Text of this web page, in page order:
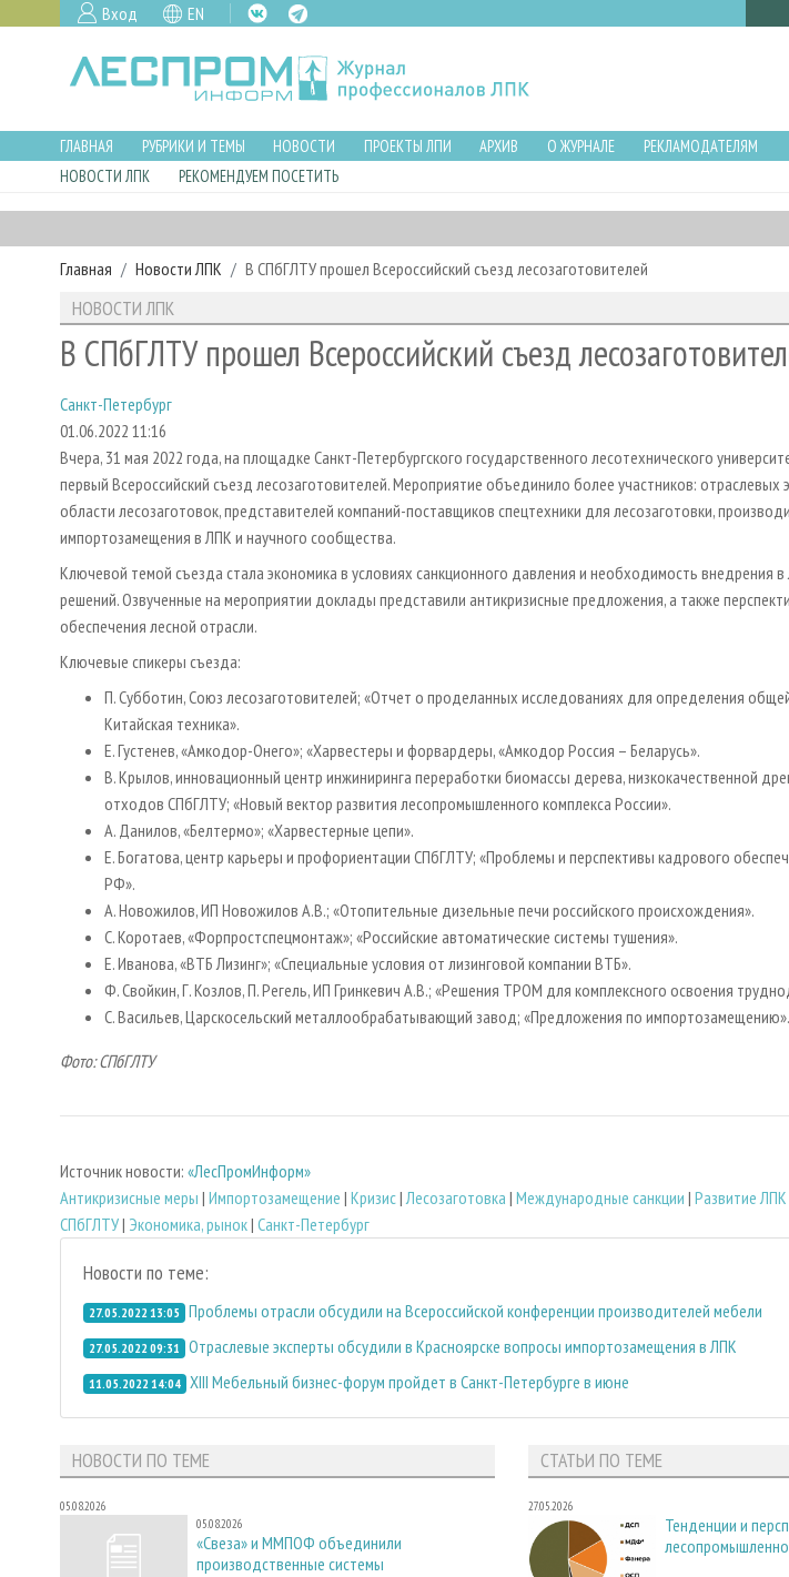
Вход EN
ГЛАВНАЯ РУБРИКИ И ТЕМЫ НОВОСТИ ПРОЕКТЫ ЛПИ АРХИВ О ЖУРНАЛЕ
РЕКЛАМОДАТЕЛЯМ
НОВОСТИ ЛПК
РЕКОМЕНДУЕМ ПОСЕТИТЬ
Главная Новости ЛПК В СПбГЛТУ прошел Всероссийский съезд лесозаготовителей
НОВОСТИ ЛПК
В СПбГЛТУ прошел Всероссийский съезд
Санкт-Петербург
01.06.2022 11:16
Вчера, 31 мая 2022 года, на площадке Санкт-Петербургского государственного лесотехнического
первый Всероссийский съезд лесозаготовителей. Мероприятие объединило более участников: отраслевых
области лесозаготовок, представителей компаний-поставщиков спецтехники для лесозаготовки,
импортозамещения в ЛПК и научного сообщества.
Ключевой темой съезда стала экономика в условиях санкционного давления и необходимость внедрения
решений. Озвученные на мероприятии доклады представили антикризисные предложения, а также
обеспечения лесной отрасли.
Ключевые спикеры съезда:
П. Субботин, Союз лесозаготовителей; «Отчет о проделанных исследованиях для определения
Китайская техника».
Е. Густенев, «Амкодор-Онего»; «Харвестеры и форвардеры, «Амкодор Россия – Беларусь».
В. Крылов, инновационный центр инжиниринга переработки биомассы дерева, низкокачественной
отходов СПбГЛТУ; «Новый вектор развития лесопромышленного комплекса России».
А. Данилов, «Белтермо»; «Харвестерные цепи».
Е. Богатова, центр карьеры и профориентации СПбГЛТУ; «Проблемы и перспективы кадрового
РФ».
А. Новожилов, ИП Новожилов А.В.; «Отопительные дизельные печи российского происхождения».
С. Коротаев, «Форпростспецмонтаж»; «Российские автоматические системы тушения».
Е. Иванова, «ВТБ Лизинг»; «Специальные условия от лизинговой компании ВТБ».
Ф. Свойкин, Г. Козлов, П. Регель, ИП Гринкевич А.В.; «Решения ТРОМ для комплексного освоения
С. Васильев, Царскосельский металлообрабатывающий завод; «Предложения по импортозамещению».
Фото: СПбГЛТУ
Источник новости: «ЛесПромИнформ»
Антикризисные меры | Импортозамещение | Кризис| Лесозаготовка | Международные санкции | Развитие ЛПК
СПбГЛТУ| Экономика, рынок| Санкт-Петербург
Новости по теме:
27.05.2022 13:05 Проблемы отрасли обсудили на Всероссийской конференции производителей мебели
27.05.2022 09:31 Отраслевые эксперты обсудили в Красноярске вопросы импортозамещения в ЛПК
11.05.2022 14:04 XIII Мебельный бизнес-форум пройдет в Санкт-Петербурге в июне
НОВОСТИ ПО ТЕМЕ
05.08.2026
05.08.2026
«Свеза» и ММПОФ объединили
производственные системы
СТАТЬИ ПО ТЕМЕ
27.05.2026
Тенденции и